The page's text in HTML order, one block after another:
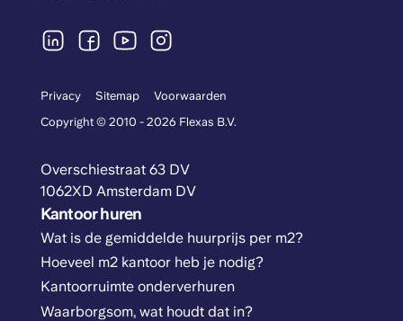
Privacy Sitemap
Voorwaarden
Copyright © 2010 - 2026 Flexas B.V.
Overschiestraat 63 DV
1062XD Amsterdam DV
Kantoor huren
Wat is de gemiddelde huurprijs per m2?
Hoeveel m2 kantoor heb je nodig?
Kantoorruimte onderverhuren
Waarborgsom, wat houdt dat in?